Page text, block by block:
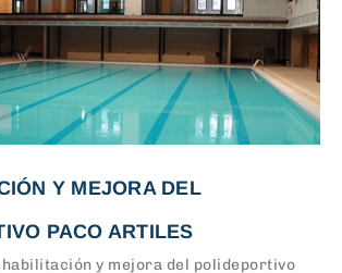
Y MEJORA DEL
PACO ARTILES
y mejora del polideportivo